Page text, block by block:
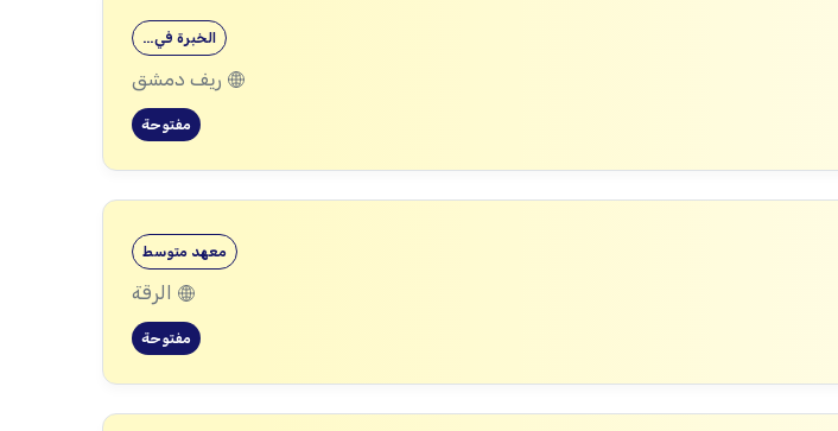
الخبرة في…
ريف دمشق
مفتوحة
معهد متوسط
الرقة
مفتوحة